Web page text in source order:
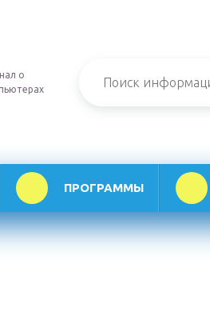
о
ПРОГРАММЫ